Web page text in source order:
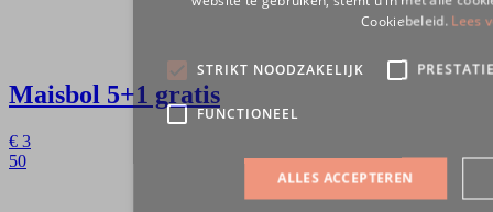
Maisbol 5+1 gratis
€ 3
50